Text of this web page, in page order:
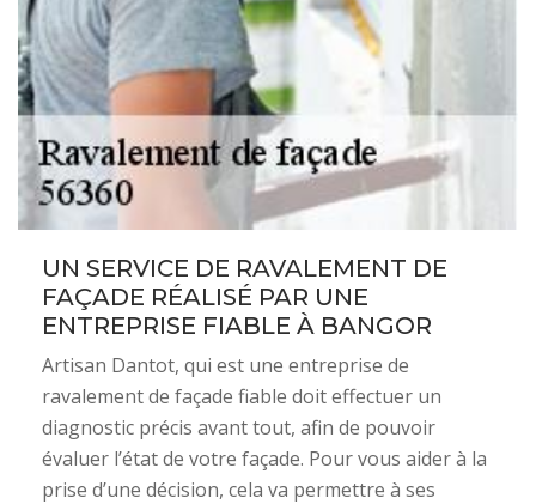
UN SERVICE DE RAVALEMENT DE
FAÇADE RÉALISÉ PAR UNE
ENTREPRISE FIABLE À BANGOR
Artisan Dantot, qui est une entreprise de
ravalement de façade fiable doit effectuer un
diagnostic précis avant tout, afin de pouvoir
évaluer l’état de votre façade. Pour vous aider à la
prise d’une décision, cela va permettre à ses